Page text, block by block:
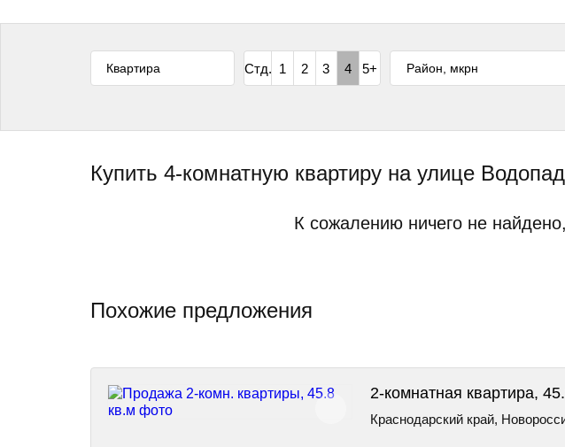
Квартира Стд. 1 2 3 4 5+
Купить 4-комнатную квартиру на улице
К сожалению ничего не
Похожие предложения
2-комнатная квартира,
Краснодарский край,